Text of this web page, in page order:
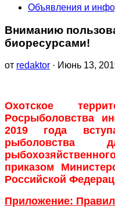
Объявления и
Вниманию
биоресурсами!
от redaktor · Июнь 13,
Охотское
Росрыболовства
2019 года
рыболовства
приказом
Российской
Приложение: